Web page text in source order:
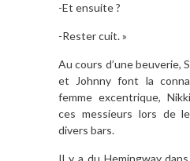
-Et ensuite ?
-Rester cuit. »
Au cours d’une beuverie,
et Johnny font la
femme excentrique,
ces messieurs lors de
divers bars.